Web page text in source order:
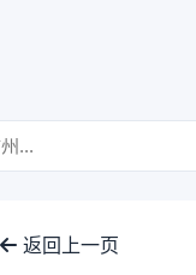
返回上一页